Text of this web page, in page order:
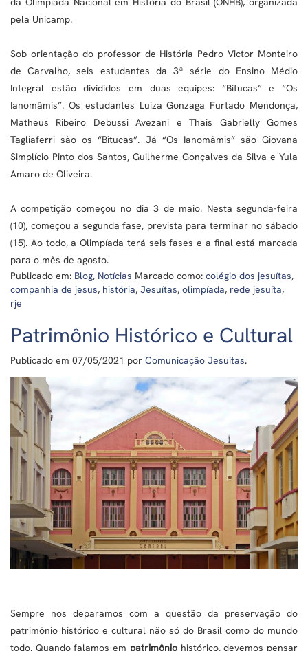
pela Unicamp.
Sob orientação do professor de História Pedro Victor Monteiro
de Carvalho, seis estudantes da 3ª série do Ensino Médio
Integral estão divididos em duas equipes: “Bitucas” e “Os
Ianomâmis”. Os estudantes Luiza Gonzaga Furtado Mendonça,
Matheus Ribeiro Debussi Avezani e Thais Gabrielly Gomes
Tagliaferri são os “Bitucas”. Já “Os Ianomâmis” são Giovana
Simplício Pinto dos Santos, Guilherme Gonçalves da Silva e Yula
Amaro de Oliveira.
A competição começou no dia 3 de maio. Nesta segunda-feira
(10), começou a segunda fase, prevista para terminar no sábado
(15). Ao todo, a Olimpíada terá seis fases e a final está marcada
para o mês de agosto.
Publicado em: Blog, Notícias Marcado como: colégio dos jesuítas,
companhia de jesus, história, Jesuítas, olimpíada, rede jesuíta,
rje
Patrimônio Histórico e Cultural
Publicado em 07/05/2021 por Comunicação Jesuitas.
Sempre nos deparamos com a questão da preservação do
patrimônio histórico e cultural não só do Brasil como do mundo
todo. Quando falamos em patrimôniohistórico, devemos pensar